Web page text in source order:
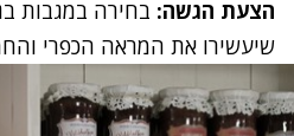
הצעת הגשה: בחירה במגבות
שיעשירו את המראה הכפרי